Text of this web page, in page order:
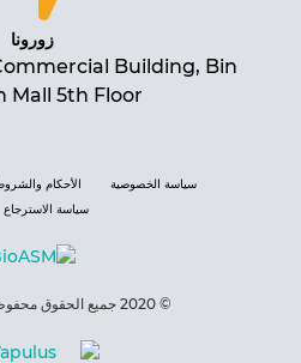
زورونا
Building, Bin
Mall 5th Floor.
© 2020 جميع الحقوق محفوظة ل
سياسة الخصوصية الأحكام
سياسة الاسترجاع